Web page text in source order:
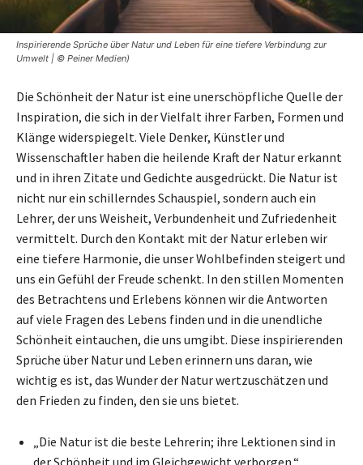
Inspirierende Sprüche über Natur und Leben für eine tiefere Verbindung zur
Umwelt | © Peiner Medien)
Die Schönheit der Natur ist eine unerschöpfliche Quelle der
Inspiration, die sich in der Vielfalt ihrer Farben, Formen und
Klänge widerspiegelt. Viele Denker, Künstler und
Wissenschaftler haben die heilende Kraft der Natur erkannt
und in ihren Zitate und Gedichte ausgedrückt. Die Natur ist
nicht nur ein schillerndes Schauspiel, sondern auch ein
Lehrer, der uns Weisheit, Verbundenheit und Zufriedenheit
vermittelt. Durch den Kontakt mit der Natur erleben wir
eine tiefere Harmonie, die unser Wohlbefinden steigert und
uns ein Gefühl der Freude schenkt. In den stillen Momenten
des Betrachtens und Erlebens können wir die Antworten
auf viele Fragen des Lebens finden und in die unendliche
Schönheit eintauchen, die uns umgibt. Diese inspirierenden
Sprüche über Natur und Leben erinnern uns daran, wie
wichtig es ist, das Wunder der Natur wertzuschätzen und
den Frieden zu finden, den sie uns bietet.
„Die Natur ist die beste Lehrerin; ihre Lektionen sind in
der Schönheit und im Gleichgewicht verborgen.“